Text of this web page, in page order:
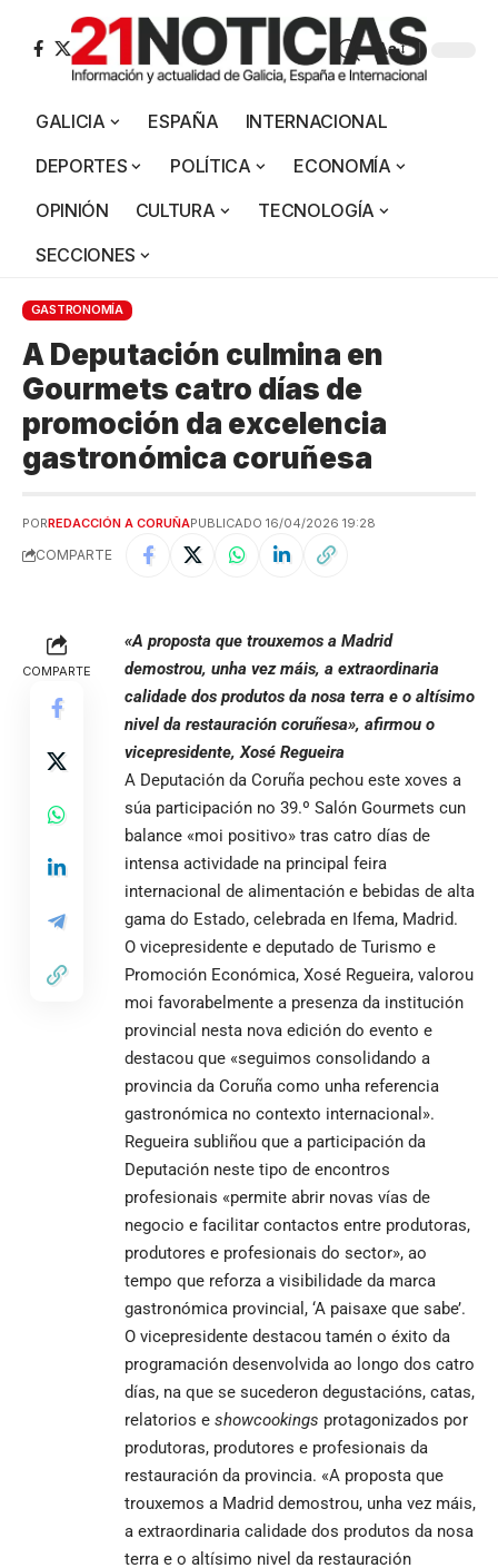
Aa
GALICIA ESPAÑA
INTERNACIONAL
DEPORTES
POLÍTICA
ECONOMÍA
OPINIÓN
CULTURA
TECNOLOGÍA
SECCIONES
GASTRONOMÍA
A Deputación culmina en
Gourmets catro días de
promoción da excelencia
gastronómica coruñesa
PORREDACCIÓN A CORUÑAPUBLICADO 16/04/2026 19:28
COMPARTE
COMPARTE
«A proposta que trouxemos a Madrid
demostrou, unha vez máis, a extraordinaria
calidade dos produtos da nosa terra e o altísimo
nivel da restauración coruñesa», afirmou o
vicepresidente, Xosé Regueira
A Deputación da Coruña pechou este xoves a
súa participación no 39.º Salón Gourmets cun
balance «moi positivo» tras catro días de
intensa actividade na principal feira
internacional de alimentación e bebidas de alta
gama do Estado, celebrada en Ifema, Madrid.
O vicepresidente e deputado de Turismo e
Promoción Económica, Xosé Regueira, valorou
moi favorabelmente a presenza da institución
provincial nesta nova edición do evento e
destacou que «seguimos consolidando a
provincia da Coruña como unha referencia
gastronómica no contexto internacional».
Regueira subliñou que a participación da
Deputación neste tipo de encontros
profesionais «permite abrir novas vías de
negocio e facilitar contactos entre produtoras,
produtores e profesionais do sector», ao
tempo que reforza a visibilidade da marca
gastronómica provincial, ‘A paisaxe que sabe’.
O vicepresidente destacou tamén o éxito da
programación desenvolvida ao longo dos catro
días, na que se sucederon degustacións, catas,
relatorios e showcookings protagonizados por
produtoras, produtores e profesionais da
restauración da provincia. «A proposta que
trouxemos a Madrid demostrou, unha vez máis,
a extraordinaria calidade dos produtos da nosa
terra e o altísimo nivel da restauración